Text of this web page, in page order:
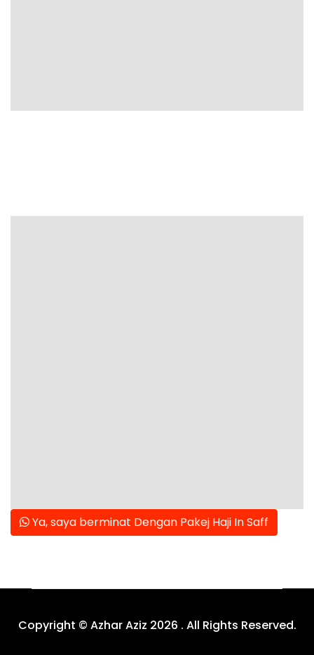
Ya, saya berminat Dengan Pakej Haji In Saff
Copyright © Azhar Aziz 2026 . All Rights Reserved.